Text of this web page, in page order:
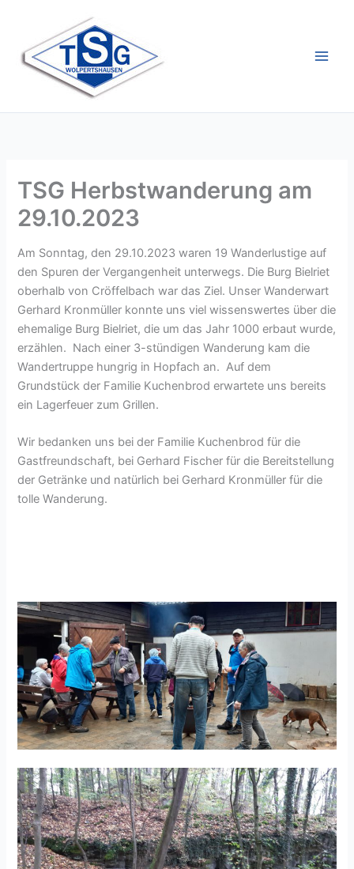
springen
TSG Herbstwanderung am
29.10.2023
Am Sonntag, den 29.10.2023 waren 19 Wanderlustige auf
den Spuren der Vergangenheit unterwegs. Die Burg Bielriet
oberhalb von Cröffelbach war das Ziel. Unser Wanderwart
Gerhard Kronmüller konnte uns viel wissenswertes über die
ehemalige Burg Bielriet, die um das Jahr 1000 erbaut wurde,
erzählen. Nach einer 3-stündigen Wanderung kam die
Wandertruppe hungrig in Hopfach an. Auf dem
Grundstück der Familie Kuchenbrod erwartete uns bereits
ein Lagerfeuer zum Grillen.
Wir bedanken uns bei der Familie Kuchenbrod für die
Gastfreundschaft, bei Gerhard Fischer für die Bereitstellung
der Getränke und natürlich bei Gerhard Kronmüller für die
tolle Wanderung.